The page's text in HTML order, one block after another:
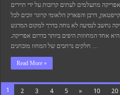
מתעלמים לעתים קרובות על ידי תיירים
דרבן והפארק הלאומי קרוגר זוכים לכל
נחשב לנסיעה לא נוחה בדרך למקום המרגש
אחד המחוזות היפים ביותר בדרום אפריקה.
Read More »
1 2 3 4 5 » 10 20